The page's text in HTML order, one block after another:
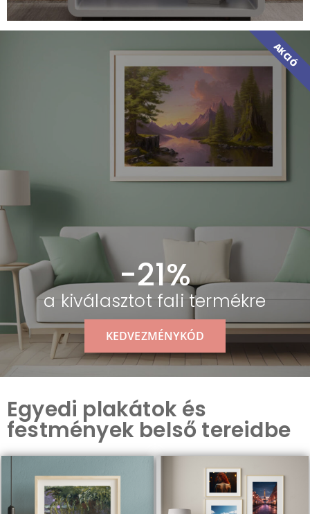
-21%
a kiválasztot fali termékre
KEDVEZMÉNYKÓD
AKCIÓ
Egyedi plakátok és
festmények belső tereidbe